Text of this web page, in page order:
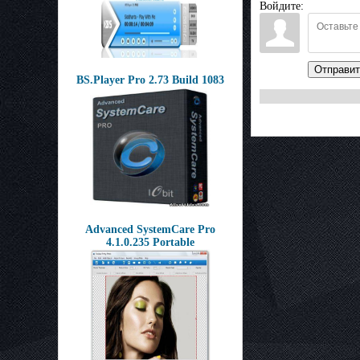
BS.Player Pro 2.73 Build 1083
Advanced SystemCare Pro
4.1.0.235 Portable
Войдите: